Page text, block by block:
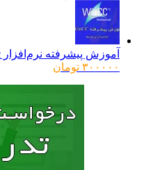
آموزش پیشرفته نرم‌افزار Wincc به صورت تصویری
۳۰۰۰۰۰ تومان